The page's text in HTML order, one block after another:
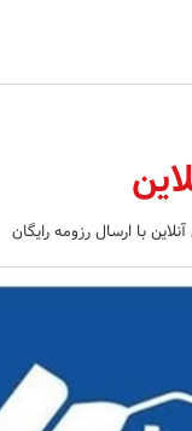
با ارسال رزومه رایگان